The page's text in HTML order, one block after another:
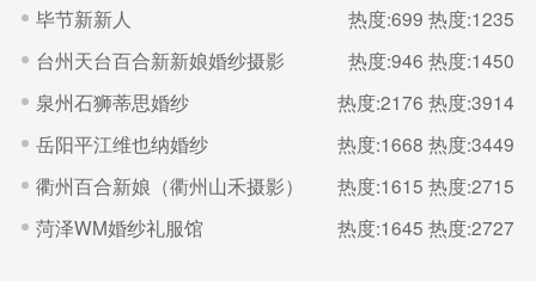
毕节新新人
热度:699 热度:1235
台州天台百合新新娘婚纱摄影
热度:946 热度:1450
泉州石狮蒂思婚纱
热度:2176 热度:3914
岳阳平江维也纳婚纱
热度:1668 热度:3449
衢州百合新娘（衢州山禾摄影）
热度:1615 热度:2715
菏泽WM婚纱礼服馆
热度:1645 热度:2727